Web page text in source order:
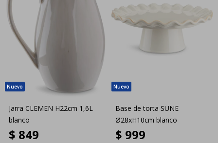
Jarra CLEMEN H22cm 1,6L
blanco
$ 849
Base de torta SUNE
Ø28xH10cm blanco
$ 999